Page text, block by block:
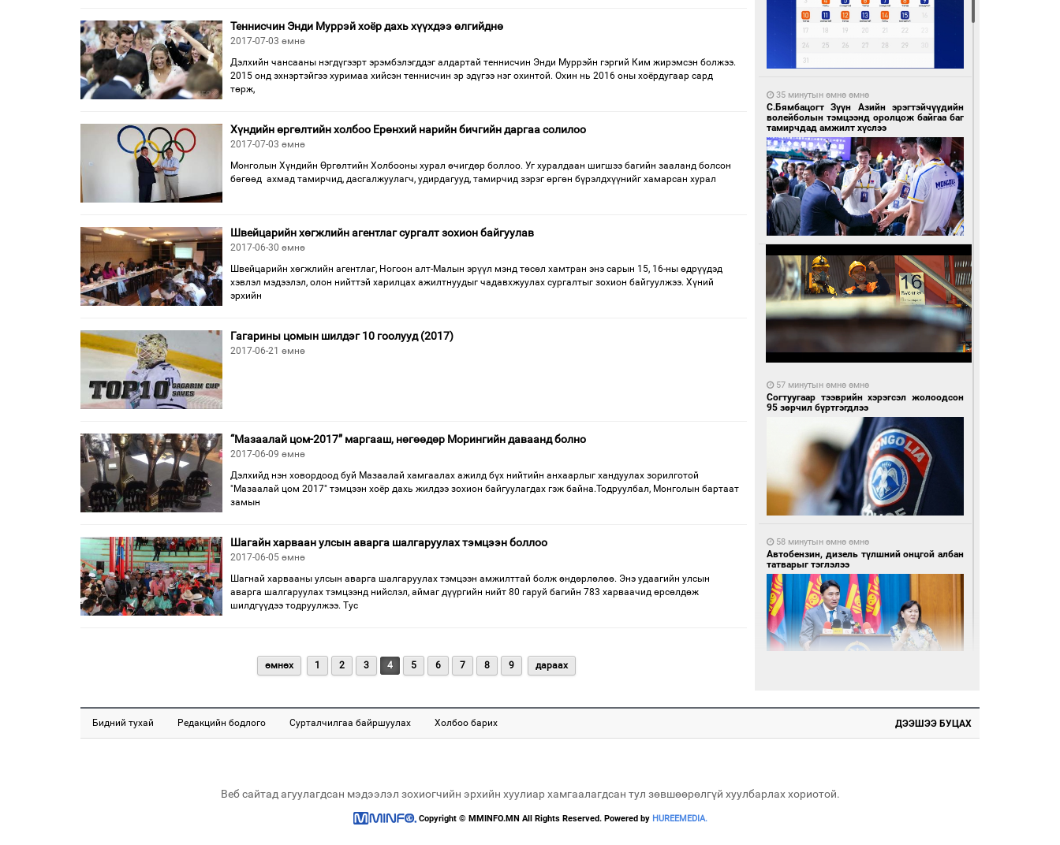
Теннисчин Энди Муррэй хоёр дахь хүүхдээ өлгийднө
2017-07-03 өмнө
Дэлхийн чансааны нэгдүгээрт эрэмбэлэгддэг алдартай теннисчин Энди Муррэйн гэргий Ким жирэмсэн болжээ.
2015 онд эхнэртэйгээ хуримаа хийсэн теннисчин эр эдүгээ нэг охинтой. Охин нь 2016 оны хоёрдугаар сард
төрж,
Хүндийн өргөлтийн холбоо Ерөнхий нарийн бичгийн даргаа солилоо
2017-07-03 өмнө
Монголын Хүндийн Өргөлтийн Холбооны хурал өчигдөр боллоо. Уг хуралдаан шигшээ багийн зааланд болсон
бөгөөд ахмад тамирчид, дасгалжуулагч, удирдагууд, тамирчид зэрэг өргөн бүрэлдхүүнийг хамарсан хурал
Швейцарийн хөгжлийн агентлаг сургалт зохион байгуулав
2017-06-30 өмнө
Швейцарийн хөгжлийн агентлаг, Ногоон алт-Малын эрүүл мэнд төсөл хамтран энэ сарын 15, 16-ны өдрүүдэд
хэвлэл мэдээлэл, олон нийттэй харилцах ажилтнуудыг чадавхжуулах сургалтыг зохион байгуулжээ. Хүний
эрхийн
Гагарины цомын шилдэг 10 гоолууд (2017)
2017-06-21 өмнө
“Мазаалай цом-2017” маргааш, нөгөөдөр Морингийн даваанд болно
2017-06-09 өмнө
Дэлхийд нэн ховордоод буй Мазаалай хамгаалах ажилд бүх нийтийн анхаарлыг хандуулах зорилготой
"Мазаалай цом 2017" тэмцээн хоёр дахь жилдээ зохион байгуулагдах гэж байна.Тодруулбал, Монголын бартаат
замын
Шагайн харваан улсын аварга шалгаруулах тэмцээн боллоо
2017-06-05 өмнө
Шагнай харвааны улсын аварга шалгаруулах тэмцээн амжилттай болж өндөрлөлөө. Энэ удаагийн улсын
аварга шалгаруулах тэмцээнд нийслэл, аймаг дүүргийн нийт 80 гаруй багийн 783 харваачид өрсөлдөж
шилдгүүдээ тодруулжээ. Тус
өмнөх 1 2 3 4 5 6 7 8 9 дараах
35 минутын өмнө өмнө
С.Бямбацогт Зүүн Азийн эрэгтэйчүүдийн
волейболын тэмцээнд оролцож байгаа баг
тамирчдад амжилт хүслээ
57 минутын өмнө өмнө
Согтуугаар тээврийн хэрэгсэл жолоодсон
95 зөрчил бүртгэгдлээ
58 минутын өмнө өмнө
Автобензин, дизель түлшний онцгой албан
татварыг тэглэлээ
Санхүүгийн хэмнэлтийн горимд эрүүл
мэндийн салбар хамаарахгүй
Бидний тухай Редакцийн бодлого Сурталчилгаа байршуулах Холбоо барих ДЭЭШЭЭ БУЦАХ
Веб сайтад агуулагдсан мэдээлэл зохиогчийн эрхийн хуулиар хамгаалагдсан тул зөвшөөрөлгүй хуулбарлах хориотой.
Copyright © MMINFO.MN All Rights Reserved. Powered by HUREEMEDIA.